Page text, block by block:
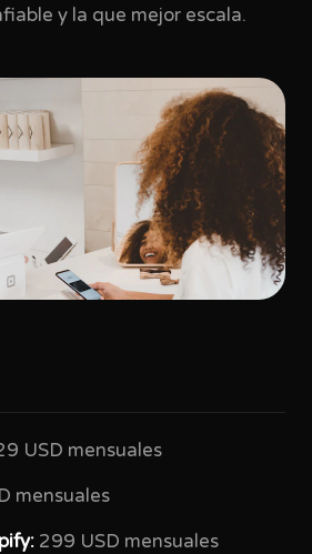
y la que mejor escala.
USD mensuales
mensuales
299 USD mensuales